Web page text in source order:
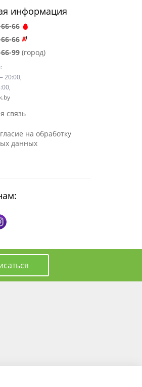
информация
66
66
99(город)
20:00,
связь
на обработку
данных